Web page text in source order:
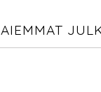
AIEMMAT